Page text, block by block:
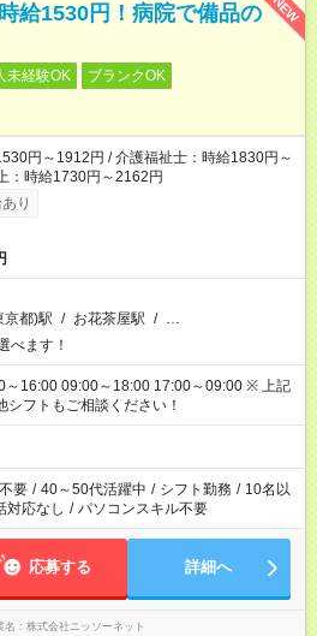
NEW
給1530円！病院で備品の
未経験OK
ブランクOK
円～1912円 / 介護福祉士：時給1830円～
：時給1730円～2162円
り
京都)駅 / お花茶屋駅 / …
ます！
16:00 09:00～18:00 17:00～09:00 ※ 上記
シフトもご相談ください！
要 / 40～50代活躍中 / シフト勤務 / 10名以
対応なし / パソコンスキル不要
応募する 詳細へ
名 株式会社ニッソーネット